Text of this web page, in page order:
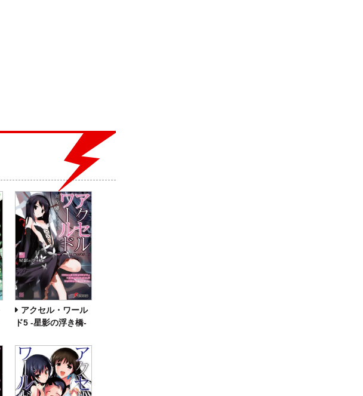
アクセル・ワール
ド5 ‐星影の浮き橋‐